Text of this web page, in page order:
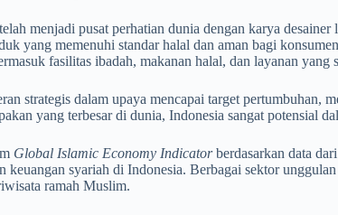
menjadi pusat perhatian dunia dengan karya
yang memenuhi standar halal dan aman bagi
fasilitas ibadah, makanan halal, dan layanan yang
strategis dalam upaya mencapai target pertumbuhan,
yang terbesar di dunia, Indonesia sangat potensial
Global Islamic Economy Indicatorberdasarkan data dari
keuangan syariah di Indonesia. Berbagai sektor
ramah Muslim.